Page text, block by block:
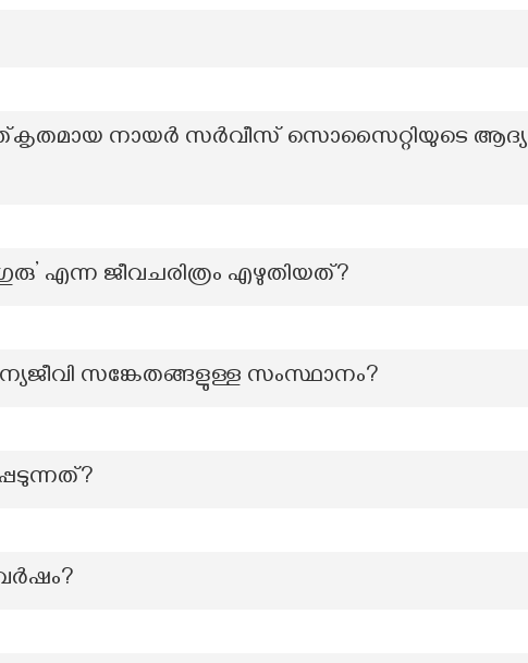
നായർ സർവീസ് സൊസൈറ്റിയുടെ ആദ്യ
എന്ന ജീവചരിത്രം എഴുതിയത്?
സങ്കേതങ്ങളുള്ള സംസ്ഥാനം?